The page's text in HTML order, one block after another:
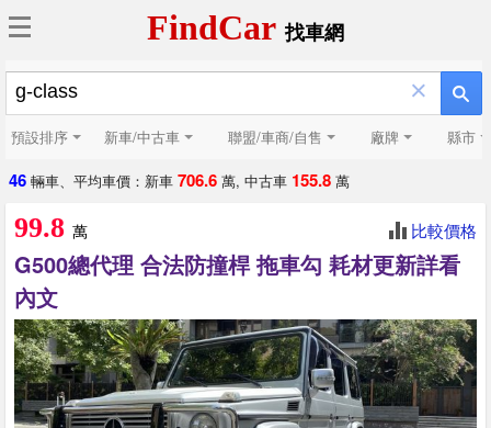
FindCar找車網
×
預設排序 新車/中古車 聯盟/車商/自售 廠牌 縣市
46 輛車、平均車價：新車 706.6 萬, 中古車 155.8 萬
99.8 萬 比較價格
G500總代理 合法防撞桿 拖車勾 耗材更新詳看
內文